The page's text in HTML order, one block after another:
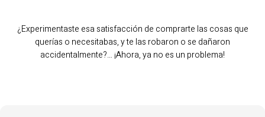
¿Experimentaste esa satisfacción de comprarte las cosas que
querías o necesitabas, y te las robaron o se dañaron
accidentalmente?… ¡Ahora, ya no es un problema!